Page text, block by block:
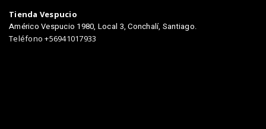
Tienda Vespucio
Américo Vespucio 1980, Local 3, Conchalí, Santiago.
Teléfono +56941017933